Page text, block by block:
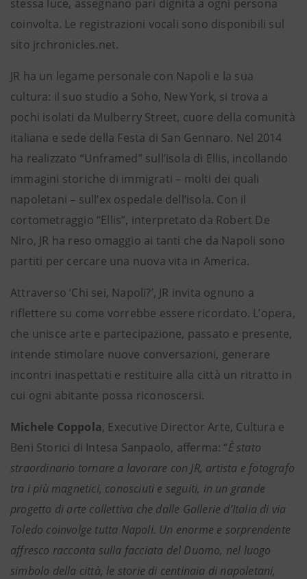
stessa luce, assegnano pari dignità a ogni persona
coinvolta. Le registrazioni vocali sono disponibili sul
sito jrchronicles.net.
JR ha un legame personale con Napoli e la sua
cultura: il suo studio a Soho, New York, si trova a
pochi isolati da Mulberry Street, cuore della comunità
italiana e sede della Festa di San Gennaro. Nel 2014
ha realizzato “Unframed” sull’isola di Ellis, incollando
immagini storiche di immigrati – molti dei quali
napoletani – sull’ex ospedale dell’isola. Con il
cortometraggio “Ellis”, interpretato da Robert De
Niro, JR ha reso omaggio ai tanti che da Napoli sono
partiti per cercare una nuova vita in America.
Attraverso ‘Chi sei, Napoli?’, JR invita ognuno a
riflettere su come vorrebbe essere ricordato. L’opera,
che unisce arte e partecipazione, passato e presente,
intende stimolare nuove conversazioni, generare
incontri inaspettati e restituire alla città un ritratto in
cui ogni abitante possa riconoscersi.
Michele Coppola, Executive Director Arte, Cultura e
Beni Storici di Intesa Sanpaolo, afferma: “È stato
straordinario tornare a lavorare con JR, artista e fotografo
tra i più magnetici, conosciuti e seguiti, in un grande
progetto di arte collettiva che dalle Gallerie d’Italia di via
Toledo coinvolge tutta Napoli. Un enorme e sorprendente
affresco racconta sulla facciata del Duomo, nel luogo
simbolo della città, le storie di centinaia di napoletani,